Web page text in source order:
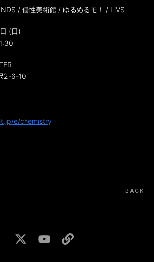
/ 個性美術館 / ゆるめるモ！ / LiVS
(日)
2-6-10
e/chemistry
BACK